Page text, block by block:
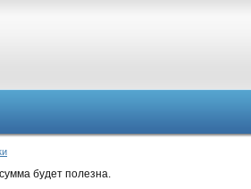
будет полезна.